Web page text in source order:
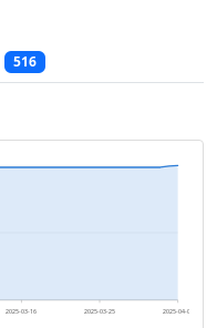
516
2025-03-16 2025-03-25 2025-04-03